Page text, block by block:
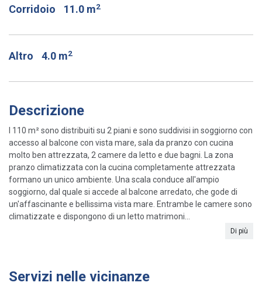
Corridoio 11.0 m2
Altro 4.0 m2
Descrizione
I 110 m² sono distribuiti su 2 piani e sono suddivisi in soggiorno con
accesso al balcone con vista mare, sala da pranzo con cucina
molto ben attrezzata, 2 camere da letto e due bagni. La zona
pranzo climatizzata con la cucina completamente attrezzata
formano un unico ambiente. Una scala conduce all'ampio
soggiorno, dal quale si accede al balcone arredato, che gode di
un'affascinante e bellissima vista mare. Entrambe le camere sono
climatizzate e dispongono di un letto matrimoni...
Di più
Servizi nelle vicinanze